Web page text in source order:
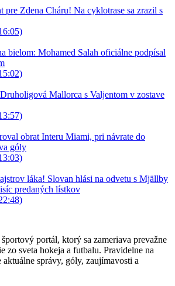
pre Zdena Cháru! Na cyklotrase sa zrazil s
bielom: Mohamed Salah oficiálne podpísal
Mallorca s Valjentom v zostave
obrat Interu Miami, pri návrate do
góly
láka! Slovan hlási na odvetu s Mjällby
predaných lístkov
portál, ktorý sa zameriava prevažne
zo sveta hokeja a futbalu. Pravidelne na
aktuálne správy, góly, zaujímavosti a